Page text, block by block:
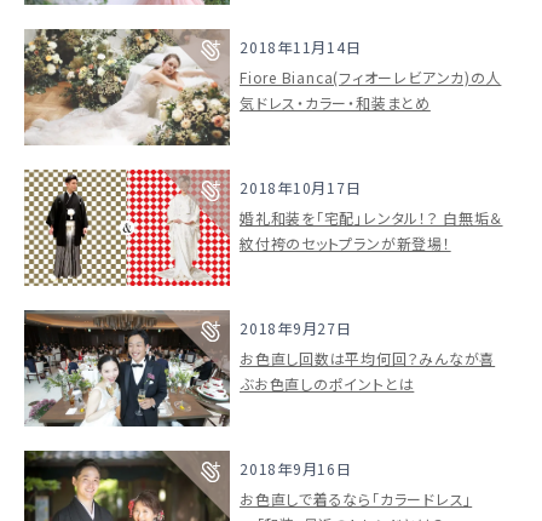
2018年11月14日
Fiore Bianca(フィオーレビアンカ)の人
気ドレス・カラー・和装まとめ
2018年10月17日
婚礼和装を「宅配」レンタル！？ 白無垢＆
紋付袴のセットプランが新登場！
2018年9月27日
お色直し回数は平均何回？みんなが喜
ぶお色直しのポイントとは
2018年9月16日
お色直しで着るなら「カラードレス」